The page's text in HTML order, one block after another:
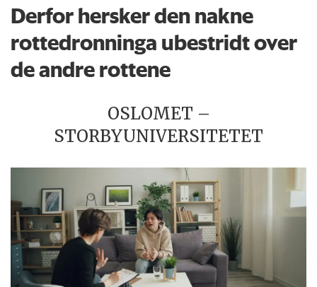
Derfor hersker den nakne
rottedronninga ubestridt over
de andre rottene
OSLOMET –
STORBYUNIVERSITETET